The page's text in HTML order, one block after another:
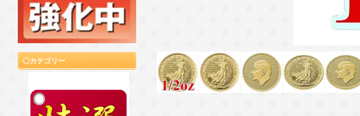
カテゴリー